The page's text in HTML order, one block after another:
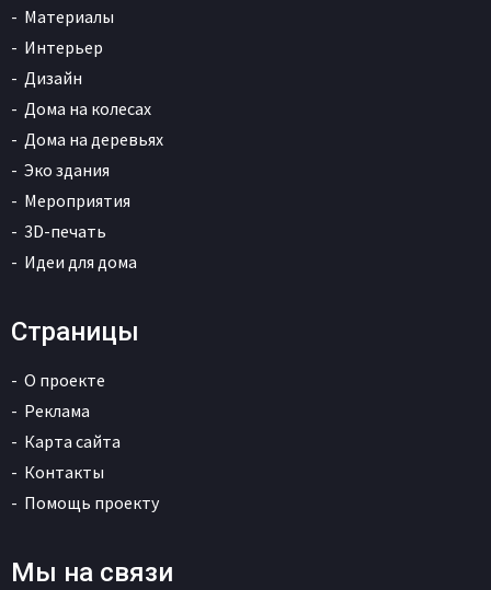
Материалы
Интерьер
Дизайн
Дома на колесах
Дома на деревьях
Эко здания
Мероприятия
3D-печать
Идеи для дома
Страницы
О проекте
Реклама
Карта сайта
Контакты
Помощь проекту
Мы на связи